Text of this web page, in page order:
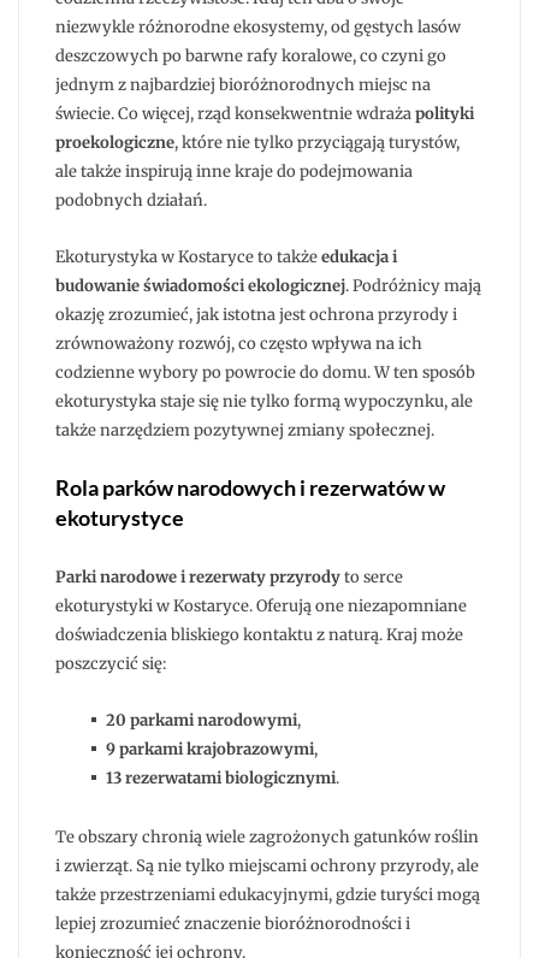
niezwykle różnorodne ekosystemy, od gęstych lasów
deszczowych po barwne rafy koralowe, co czyni go
jednym z najbardziej bioróżnorodnych miejsc na
świecie. Co więcej, rząd konsekwentnie wdrażapolityki
proekologiczne, które nie tylko przyciągają turystów,
ale także inspirują inne kraje do podejmowania
podobnych działań.
Ekoturystyka w Kostaryce to takżeedukacja i
budowanie świadomości ekologicznej. Podróżnicy mają
okazję zrozumieć, jak istotna jest ochrona przyrody i
zrównoważony rozwój, co często wpływa na ich
codzienne wybory po powrocie do domu. W ten sposób
ekoturystyka staje się nie tylko formą wypoczynku, ale
także narzędziem pozytywnej zmiany społecznej.
Rola parków narodowych i rezerwatów w
ekoturystyce
Parki narodowe i rezerwaty przyrodyto serce
ekoturystyki w Kostaryce. Oferują one niezapomniane
doświadczenia bliskiego kontaktu z naturą. Kraj może
poszczycić się:
20 parkami narodowymi,
9 parkami krajobrazowymi,
13 rezerwatami biologicznymi.
Te obszary chronią wiele zagrożonych gatunków roślin
i zwierząt. Są nie tylko miejscami ochrony przyrody, ale
także przestrzeniami edukacyjnymi, gdzie turyści mogą
lepiej zrozumieć znaczenie bioróżnorodności i
konieczność jej ochrony.